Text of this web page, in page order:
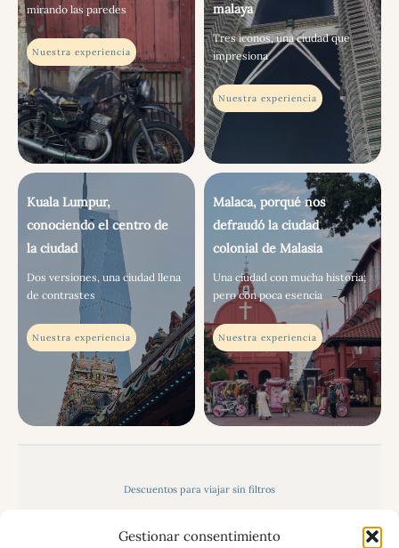
Gestionar consentimiento
mirando las paredes
Nuestra experiencia
malaya
Tres iconos, una ciudad que
impresiona
Nuestra experiencia
Kuala Lumpur,
conociendo el centro de
la ciudad
Dos versiones, una ciudad llena
de contrastes
Nuestra experiencia
Malaca, porqué nos
defraudó la ciudad
colonial de Malasia
Una ciudad con mucha historia;
pero con poca esencia
Nuestra experiencia
Descuentos para viajar sin filtros
Política de privacidad, aviso legal y uso de cookies